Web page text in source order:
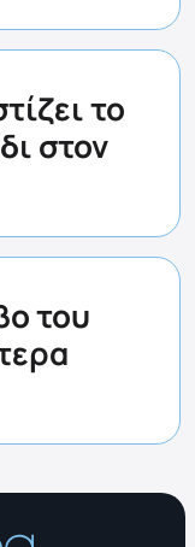
το
στον
του